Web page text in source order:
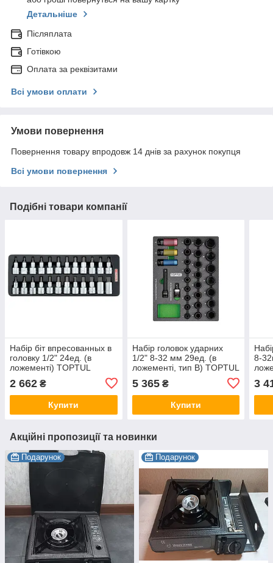
Детальніше
Післяплата
Готівкою
Оплата за реквізитами
Всі умови оплати
Умови повернення
Повернення товару впродовж 14 днів за рахунок покупця
Всі умови повернення
Подібні товари компанії
Набір біт впресованных в
головку 1/2" 24ед. (в
ложементі) TOPTUL
2 662 ₴
Купити
Набір головок ударних
1/2" 8-32 мм 29ед. (в
ложементі, тип В) TOPTUL
5 365₴
Купити
8-
3
Акційні пропозиції та новинки
Подарунок Подарунок